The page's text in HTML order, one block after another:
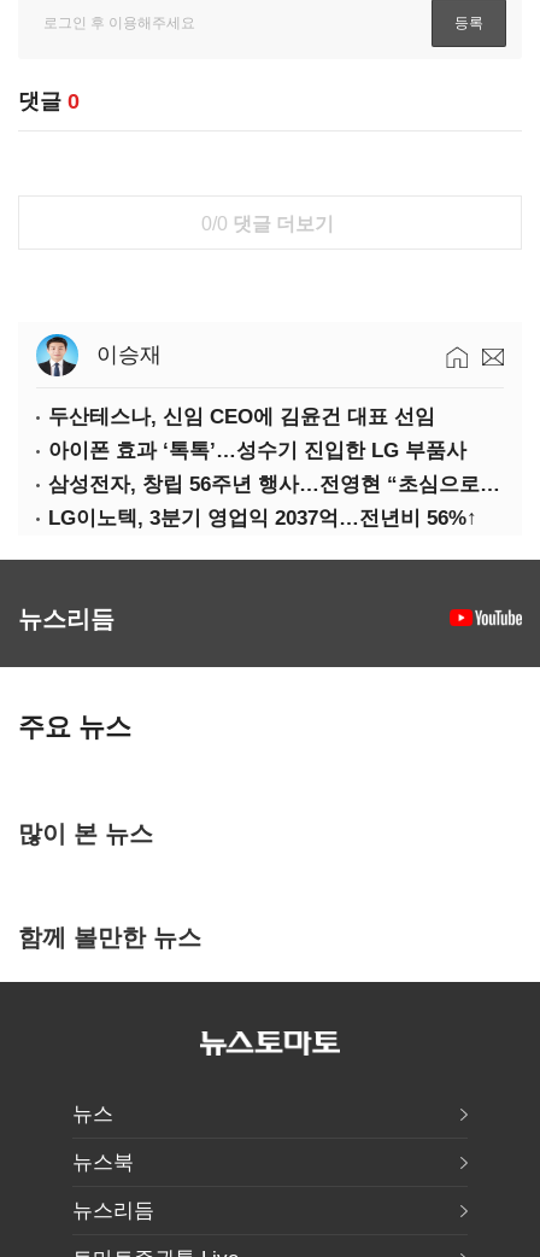
댓글 0
0/0 댓글 더보기
이승재
두산테스나, 신임 CEO에 김윤건 대표 선임
아이폰 효과 ‘톡톡’…성수기 진입한 LG 부품사
삼성전자, 창립 56주년 행사…전영현 “초심으로 경쟁력 회복해야”
LG이노텍, 3분기 영업익 2037억…전년비 56%↑
뉴스리듬
주요 뉴스
많이 본 뉴스
함께 볼만한 뉴스
뉴스
뉴스북
뉴스리듬